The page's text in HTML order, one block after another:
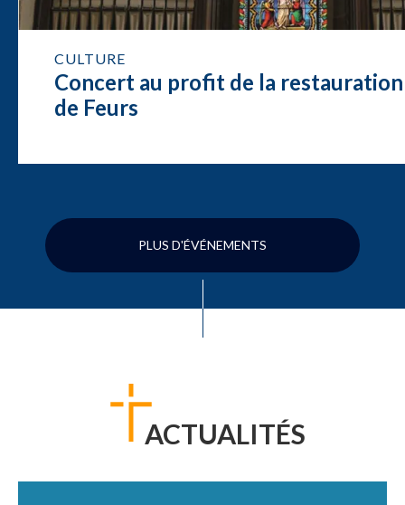
CULTURE
Concert au profit de la restauration
de Feurs
PLUS D'ÉVÉNEMENTS
ACTUALITÉS